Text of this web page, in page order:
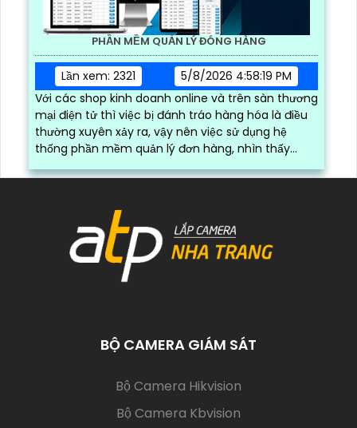
PHẦN MỀM QUẢN LÝ ĐÓNG HÀNG
Lần xem: 2321
5/8/2026 4:58:19 PM
Với các shop kinh doanh online và trên sàn thương
mại điện tử thì việc bị đánh tráo hàng hóa là điều
thường xuyên xảy ra, vậy nên việc sử dụng hệ
thống phần mềm quản lý đơn hàng, nhìn thấy
được quá trình đóng gói hàng hóa, kèm theo đấy
là quy trình đóng gói cũng được ghi lại một cách
BỘ CAMERA GIÁM SÁT
Bộ Camera Hikvision
Bộ Camera Kbvision